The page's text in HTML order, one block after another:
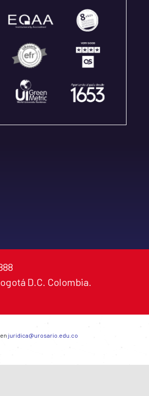
D.C. Colombia.
juridica@urosario.edu.co